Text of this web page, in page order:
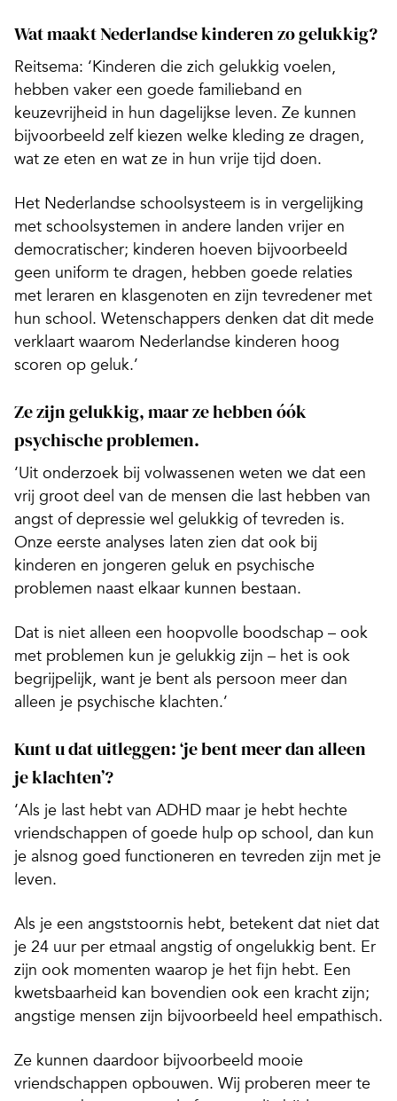
Wat maakt Nederlandse kinderen zo gelukkig?
Reitsema: ‘Kinderen die zich gelukkig voelen,
hebben vaker een goede familieband en
keuzevrijheid in hun dagelijkse leven. Ze kunnen
bijvoorbeeld zelf kiezen welke kleding ze dragen,
wat ze eten en wat ze in hun vrije tijd doen.
Het Nederlandse schoolsysteem is in vergelijking
met schoolsystemen in andere landen vrijer en
democratischer; kinderen hoeven bijvoorbeeld
geen uniform te dragen, hebben goede relaties
met leraren en klasgenoten en zijn tevredener met
hun school. Wetenschappers denken dat dit mede
verklaart waarom Nederlandse kinderen hoog
scoren op geluk.’
Ze zijn gelukkig, maar ze hebben óók
psychische problemen.
‘Uit onderzoek bij volwassenen weten we dat een
vrij groot deel van de mensen die last hebben van
angst of depressie wel gelukkig of tevreden is.
Onze eerste analyses laten zien dat ook bij
kinderen en jongeren geluk en psychische
problemen naast elkaar kunnen bestaan.
Dat is niet alleen een hoopvolle boodschap – ook
met problemen kun je gelukkig zijn – het is ook
begrijpelijk, want je bent als persoon meer dan
alleen je psychische klachten.’
Kunt u dat uitleggen: ‘je bent meer dan alleen
je klachten’?
‘Als je last hebt van ADHD maar je hebt hechte
vriendschappen of goede hulp op school, dan kun
je alsnog goed functioneren en tevreden zijn met je
leven.
Als je een angststoornis hebt, betekent dat niet dat
je 24 uur per etmaal angstig of ongelukkig bent. Er
zijn ook momenten waarop je het fijn hebt. Een
kwetsbaarheid kan bovendien ook een kracht zijn;
angstige mensen zijn bijvoorbeeld heel empathisch.
Ze kunnen daardoor bijvoorbeeld mooie
vriendschappen opbouwen. Wij proberen meer te